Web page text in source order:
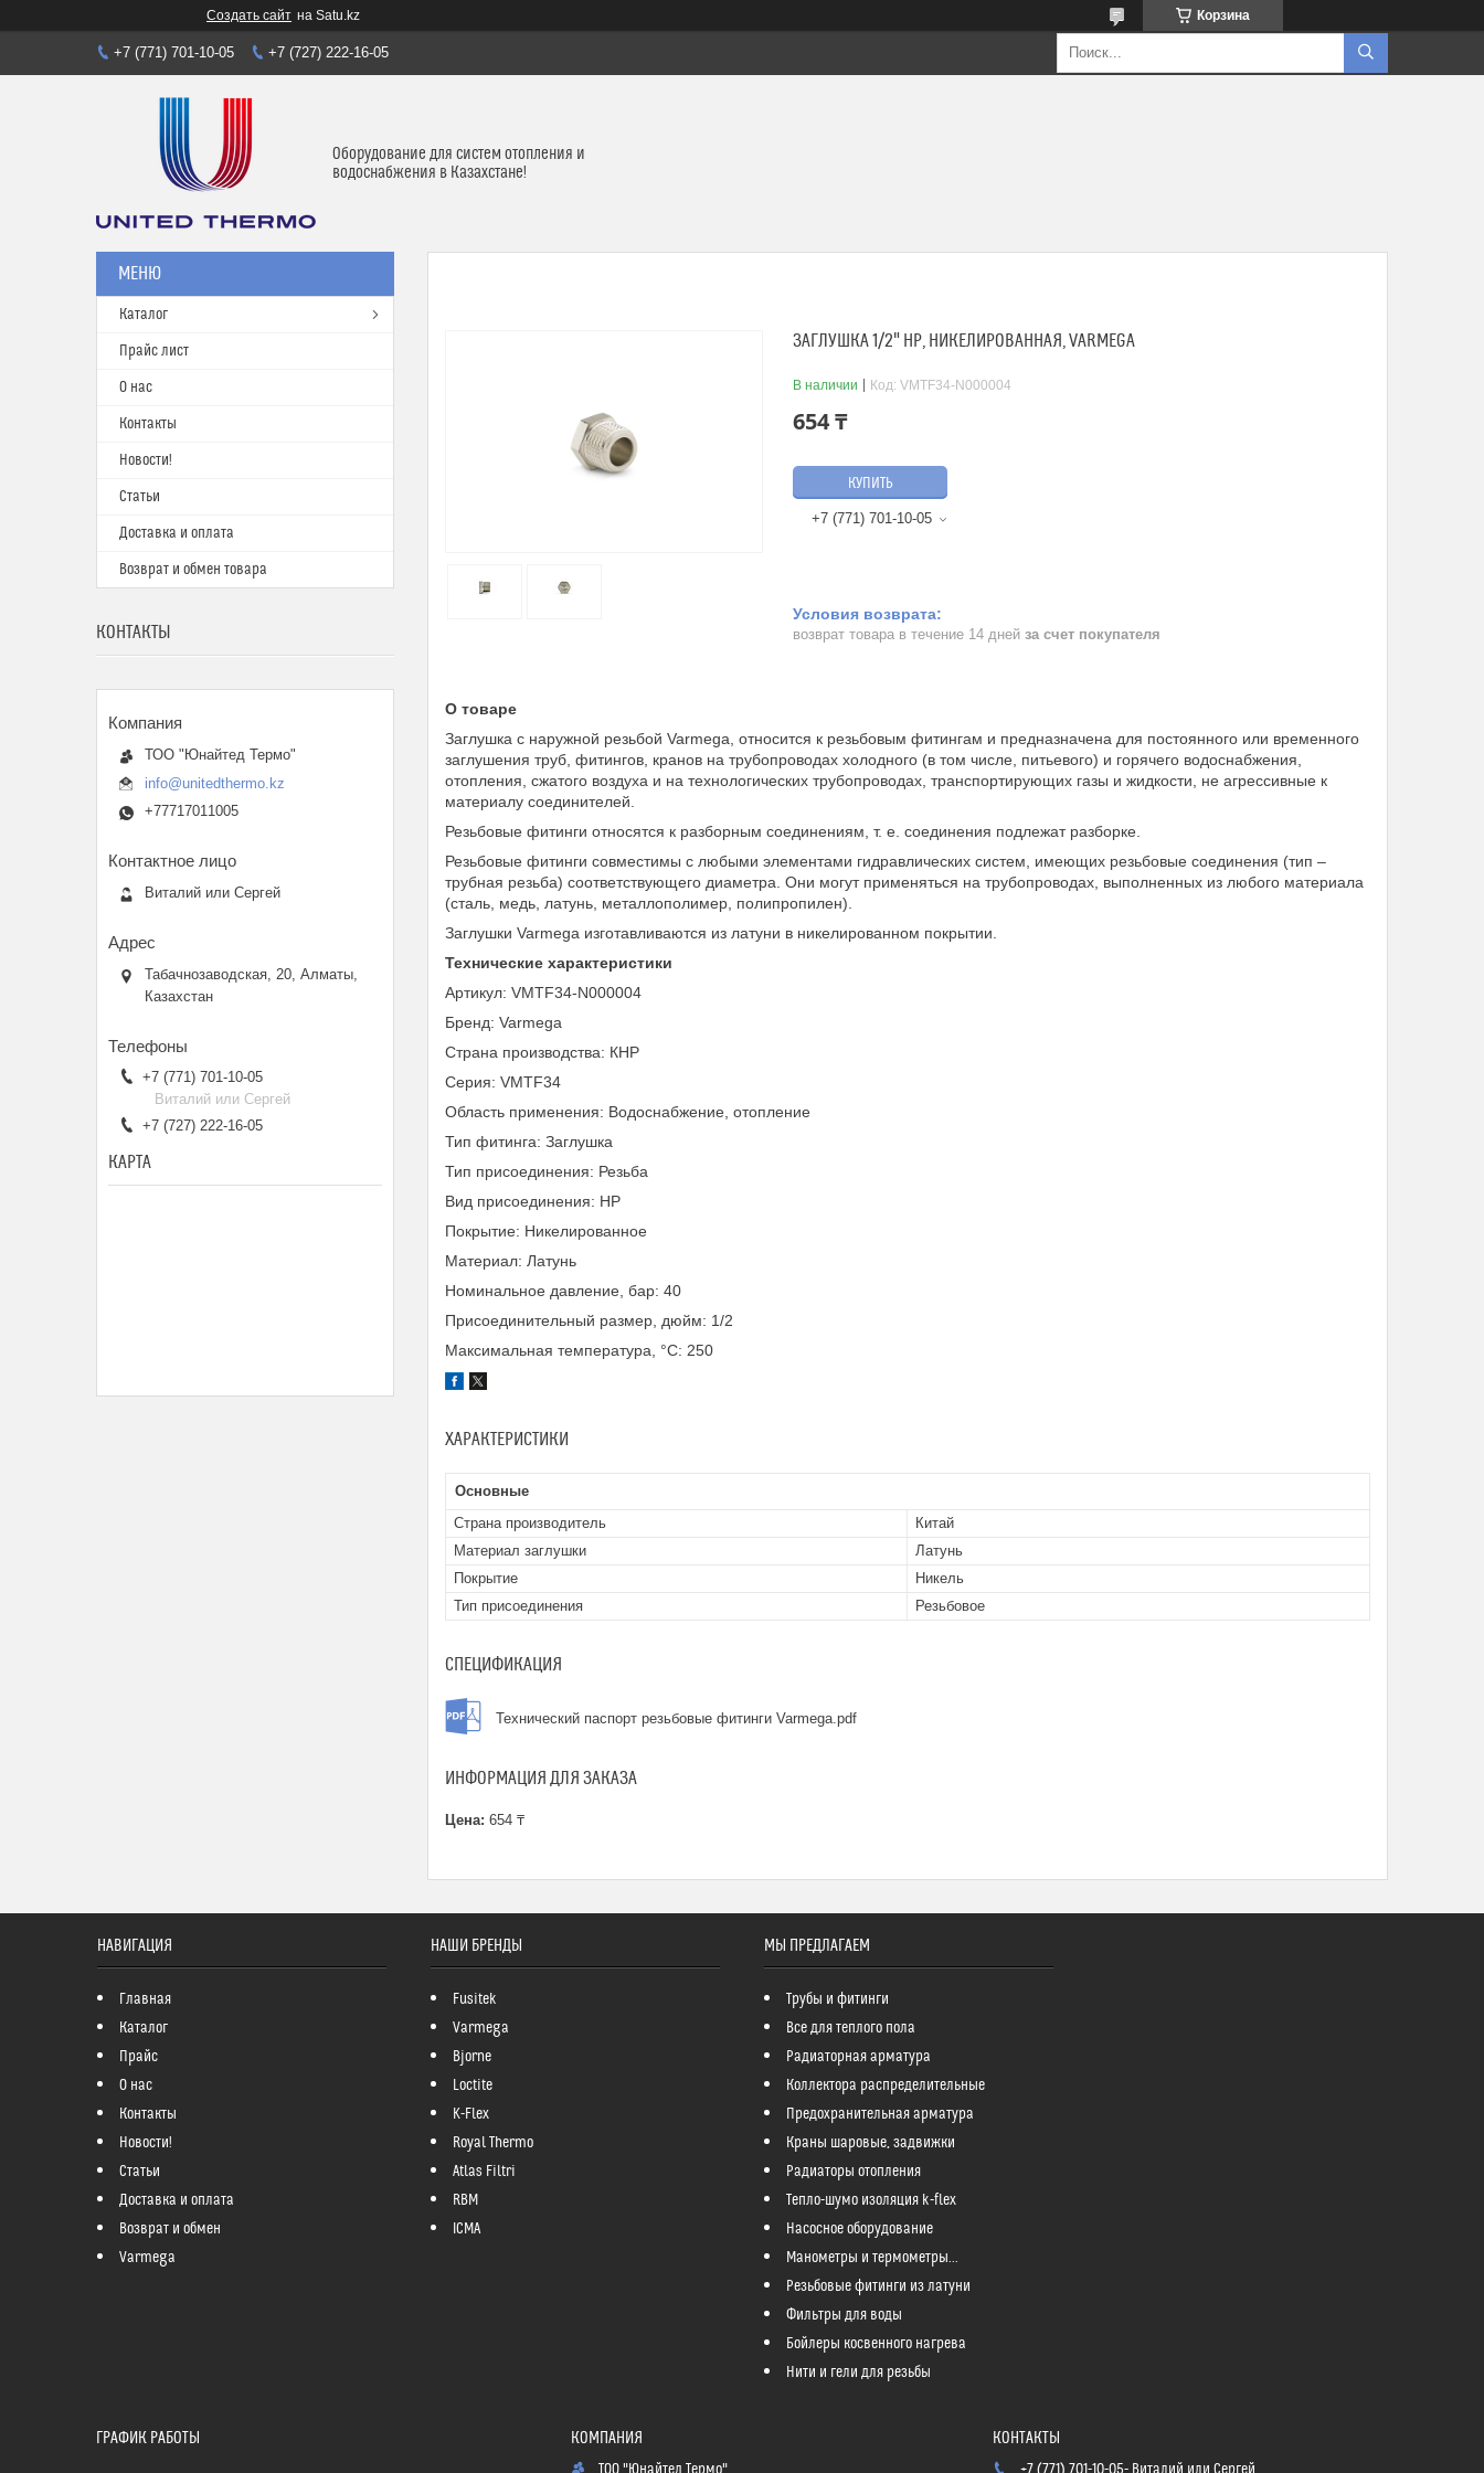
Создать сайт на Satu.kz Корзина
+7 (771) 701-10-05 +7 (727) 222-16-05
Оборудование для систем отопления и
водоснабжения в Казахстане!
ЗАГЛУШКА 1/2" НР, НИКЕЛИРОВАННАЯ, VARMEGA
В наличии Код: VMTF34-N000004
654 ₸
КУПИТЬ
+7 (771) 701-10-05
возврат товара в течение 14 дней за счет покупателя
О товаре
Заглушка с наружной резьбой Varmega, относится к резьбовым фитингам и предназначена для постоянного или временного
заглушения труб, фитингов, кранов на трубопроводах холодного (в том числе, питьевого) и горячего водоснабжения,
отопления, сжатого воздуха и на технологических трубопроводах, транспортирующих газы и жидкости, не агрессивные к
материалу соединителей.
Резьбовые фитинги относятся к разборным соединениям, т. е. соединения подлежат разборке.
Резьбовые фитинги совместимы с любыми элементами гидравлических систем, имеющих резьбовые соединения (тип –
трубная резьба) соответствующего диаметра. Они могут применяться на трубопроводах, выполненных из любого материала
(сталь, медь, латунь, металлополимер, полипропилен).
Заглушки Varmega изготавливаются из латуни в никелированном покрытии.
Технические характеристики
Артикул: VMTF34-N000004
Бренд: Varmega
Страна производства: КНР
Серия: VMTF34
Область применения: Водоснабжение, отопление
Тип фитинга: Заглушка
Тип присоединения: Резьба
Вид присоединения: НР
Покрытие: Никелированное
Материал: Латунь
Номинальное давление, бар: 40
Присоединительный размер, дюйм: 1/2
Максимальная температура, °С: 250
ХАРАКТЕРИСТИКИ
Основные
Страна производитель
Китай
Материал заглушки
Латунь
Покрытие
Никель
Тип присоединения
Резьбовое
СПЕЦИФИКАЦИЯ
Технический паспорт резьбовые фитинги Varmega.pdf
ИНФОРМАЦИЯ ДЛЯ ЗАКАЗА
Цена: 654 ₸
Каталог
Прайс лист
О нас
Контакты
Новости!
Статьи
Доставка и оплата
Возврат и обмен товара
КОНТАКТЫ
ТОО "Юнайтед Термо"
info@unitedthermo.kz
+77717011005
Виталий или Сергей
Табачнозаводская, 20, Алматы,
Казахстан
+7 (771) 701-10-05
Виталий или Сергей
+7 (727) 222-16-05
КАРТА
НАВИГАЦИЯ
Главная
Каталог
Прайс
О нас
Контакты
Новости!
Статьи
Доставка и оплата
Возврат и обмен
Varmega
НАШИ БРЕНДЫ
Fusitek
Varmega
Bjorne
Loctite
K-Flex
Royal Thermo
Atlas Filtri
RBM
ICMA
МЫ ПРЕДЛАГАЕМ
Трубы и фитинги
Все для теплого пола
Радиаторная арматура
Коллектора распределительные
Предохранительная арматура
Краны шаровые, задвижки
Радиаторы отопления
Тепло-шумо изоляция k-flex
Насосное оборудование
Манометры и термометры...
Резьбовые фитинги из латуни
Фильтры для воды
Бойлеры косвенного нагрева
Нити и гели для резьбы
ГРАФИК РАБОТЫ